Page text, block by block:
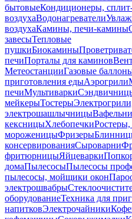
бытовыеКондиционеры,
воздухаВодонагреватели
воздухаКамины, печи-камины
завесыТепловые
пушкиБиокамины
печиПорталы для каминов
МетеостанцииГазовые
приготовления едыАэрогрили
печиМультиварки
мейкерыТостеры
электрошашлычницы
кексницыХлебопечки
мороженицыФризеры
консервированияСыроварни
фритюрницыЯйцеварки
домаПылесосыПылесосы
пылесосы, мойщики окон
электрошвабры
оборудованиеТехника для
напитковЭлектрочайники